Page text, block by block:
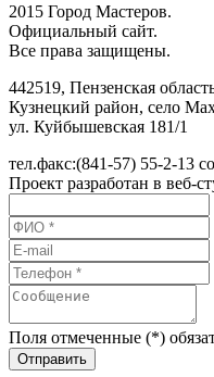
2015 Город Мастеров.
Официальный сайт.
Все права защищены.
442519, Пензенская
Кузнецкий район, село
ул. Куйбышевская 181/1
тел.факс:(841-57) 55-2-13
Проект разработан в веб-
Поля отмеченные (*)
Отправить